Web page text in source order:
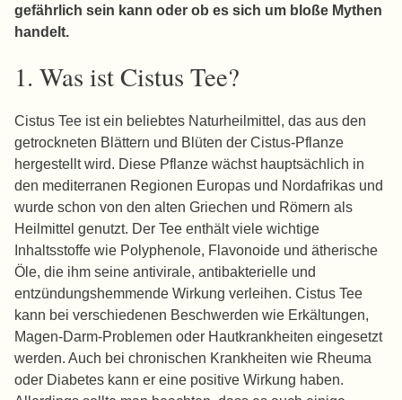
gefährlich sein kann oder ob es sich um bloße Mythen
handelt.
1. Was ist Cistus Tee?
Cistus Tee ist ein beliebtes Naturheilmittel, das aus den
getrockneten Blättern und Blüten der Cistus-Pflanze
hergestellt wird. Diese Pflanze wächst hauptsächlich in
den mediterranen Regionen Europas und Nordafrikas und
wurde schon von den alten Griechen und Römern als
Heilmittel genutzt. Der Tee enthält viele wichtige
Inhaltsstoffe wie Polyphenole, Flavonoide und ätherische
Öle, die ihm seine antivirale, antibakterielle und
entzündungshemmende Wirkung verleihen. Cistus Tee
kann bei verschiedenen Beschwerden wie Erkältungen,
Magen-Darm-Problemen oder Hautkrankheiten eingesetzt
werden. Auch bei chronischen Krankheiten wie Rheuma
oder Diabetes kann er eine positive Wirkung haben.